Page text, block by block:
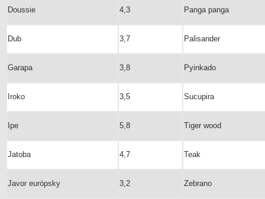
Doussie 4,3 Panga panga
Dub 3,7 Palisander
Garapa 3,8 Pyinkado
Iroko 3,5 Sucupira
Ipe 5,8 Tiger wood
Jatoba 4,7 Teak
Javor európsky 3,2 Zebrano